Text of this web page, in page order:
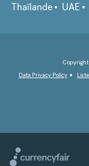
Thaïlande
UAE
Data Privacy Policy